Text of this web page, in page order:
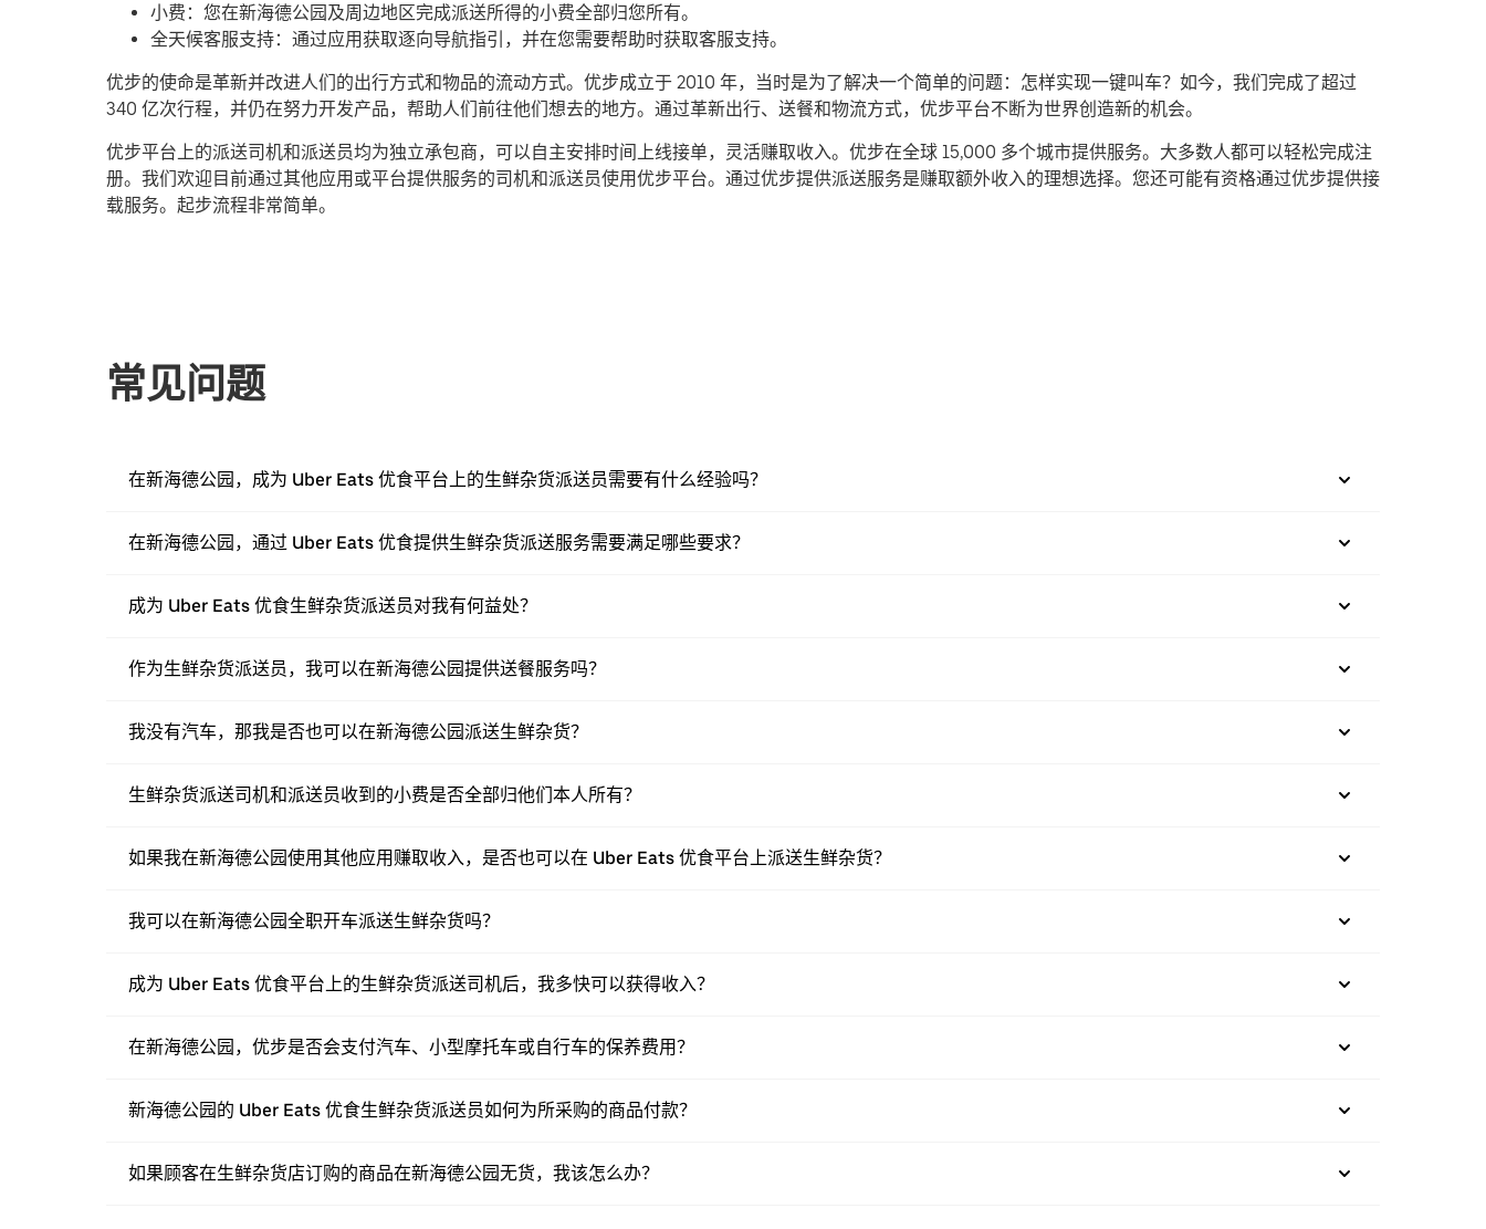
小费：您在新海德公园及周边地区完成派送所得的小费全部归您所有。
全天候客服支持：通过应用获取逐向导航指引，并在您需要帮助时获取客服支持。
优步的使命是革新并改进人们的出行方式和物品的流动方式。优步成立于 2010 年，当时是为了解决一个简单的问题：怎样实现一键叫车？如今，我们完成了超过
340 亿次行程，并仍在努力开发产品，帮助人们前往他们想去的地方。通过革新出行、送餐和物流方式，优步平台不断为世界创造新的机会。
优步平台上的派送司机和派送员均为独立承包商，可以自主安排时间上线接单，灵活赚取收入。优步在全球 15,000 多个城市提供服务。大多数人都可以轻松完成注
册。我们欢迎目前通过其他应用或平台提供服务的司机和派送员使用优步平台。通过优步提供派送服务是赚取额外收入的理想选择。您还可能有资格通过优步提供接
载服务。起步流程非常简单。
常见问题
在新海德公园，成为 Uber Eats 优食平台上的生鲜杂货派送员需要有什么经验吗？
在新海德公园，通过 Uber Eats 优食提供生鲜杂货派送服务需要满足哪些要求？
成为 Uber Eats 优食生鲜杂货派送员对我有何益处？
作为生鲜杂货派送员，我可以在新海德公园提供送餐服务吗？
我没有汽车，那我是否也可以在新海德公园派送生鲜杂货？
生鲜杂货派送司机和派送员收到的小费是否全部归他们本人所有？
如果我在新海德公园使用其他应用赚取收入，是否也可以在 Uber Eats 优食平台上派送生鲜杂货？
我可以在新海德公园全职开车派送生鲜杂货吗？
成为 Uber Eats 优食平台上的生鲜杂货派送司机后，我多快可以获得收入？
在新海德公园，优步是否会支付汽车、小型摩托车或自行车的保养费用？
新海德公园的 Uber Eats 优食生鲜杂货派送员如何为所采购的商品付款？
如果顾客在生鲜杂货店订购的商品在新海德公园无货，我该怎么办？